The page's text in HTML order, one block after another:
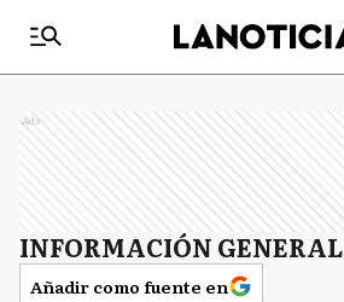
Ads
INFORMACIÓN GENERAL
Añadir como fuente en